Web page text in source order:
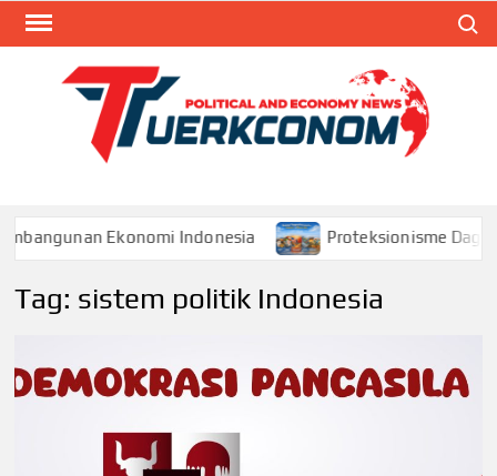
Skip
Ekonomi Indonesia Proteksionisme Dagang
Tag: sistem politik Indonesia